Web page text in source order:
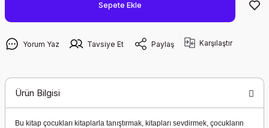
Sepete Ekle
Yorum Yaz Tavsiye Et Paylaş Karşılaştır
Ürün Bilgisi
Bu kitap çocukları kitaplarla tanıştırmak, kitapları sevdirmek, çocukların